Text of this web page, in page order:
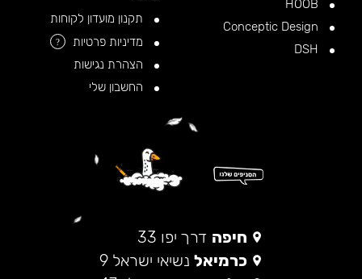
תקנון מועדון לקוחות
מדיניות פרטיות
?
הצהרת נגישות
החשבון שלי
חיפה דרך יפו 33
כרמיאל נשיאי ישראל 9